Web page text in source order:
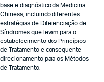
base e diagnóstico da Medicina
Chinesa, incluindo diferentes
estratégias de Diferenciação de
Síndromes que levam para o
estabelecimento dos Princípios
de Tratamento e consequente
direcionamento para os Métodos
de Tratamento.